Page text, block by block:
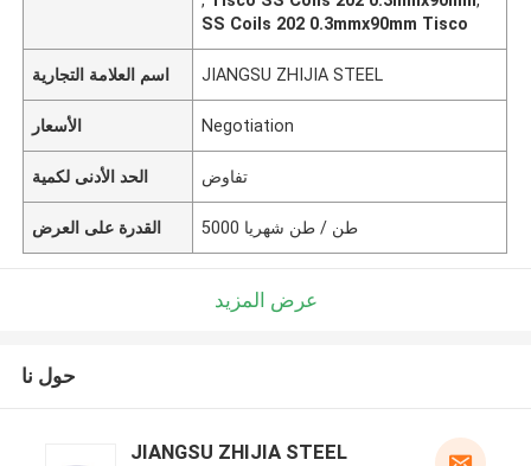
SS Coils 202 0.3mmx90mm Tisco
اسم العلامة التجارية JIANGSU ZHIJIA STEEL
الأسعار Negotiation
الحد الأدنى لكمية تفاوض
القدرة على العرض 5000 طن / طن شهريا
عرض المزيد
حول نا
JIANGSU ZHIJIA STEEL